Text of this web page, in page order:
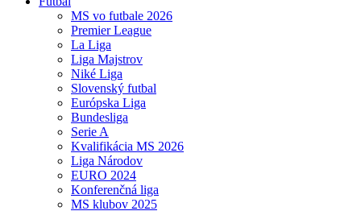
MS vo futbale 2026
Premier League
La Liga
Liga Majstrov
Niké Liga
Slovenský futbal
Európska Liga
Bundesliga
Serie A
Kvalifikácia MS 2026
Liga Národov
EURO 2024
Konferenčná liga
MS klubov 2025